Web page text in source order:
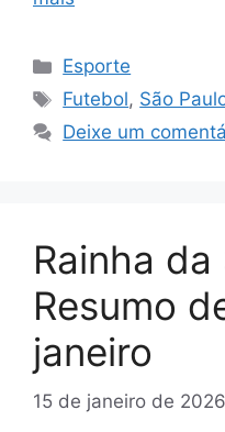
Categorias
Esporte
Tags
Futebol, São
Deixe um
Rainha
Resumo
janeiro
15 de janeiro de 2026